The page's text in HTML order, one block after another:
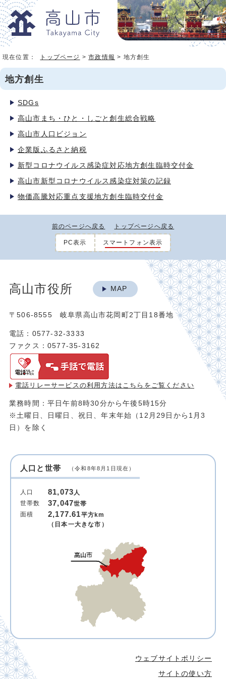
現在位置： トップページ >市政情報 > 地方創生
地方創生
SDGs
高山市まち・ひと・しごと創生総合戦略
高山市人口ビジョン
企業版ふるさと納税
新型コロナウイルス感染症対応地方創生臨時交付金
高山市新型コロナウイルス感染症対策の記録
物価高騰対応重点支援地方創生臨時交付金
前のページへ戻る トップページへ戻る
PC表示 スマートフォン表示
高山市役所 MAP
〒506-8555 岐阜県高山市花岡町2丁目18番地
電話：0577-32-3333
ファクス：0577-35-3162
電話リレーサービスの利用方法は こちらをご覧ください
業務時間：平日午前8時30分から午後5時15分
※土曜日、日曜日、祝日、年末年始（12月29日から1月3
日）を除く
人口と世帯 （令和8年8月1日現在）
人口 81,073人
世帯数
37,047世帯
面積
2,177.61平方km
（日本一大きな市）
ウェブサイトポリシー
サイトの使い方